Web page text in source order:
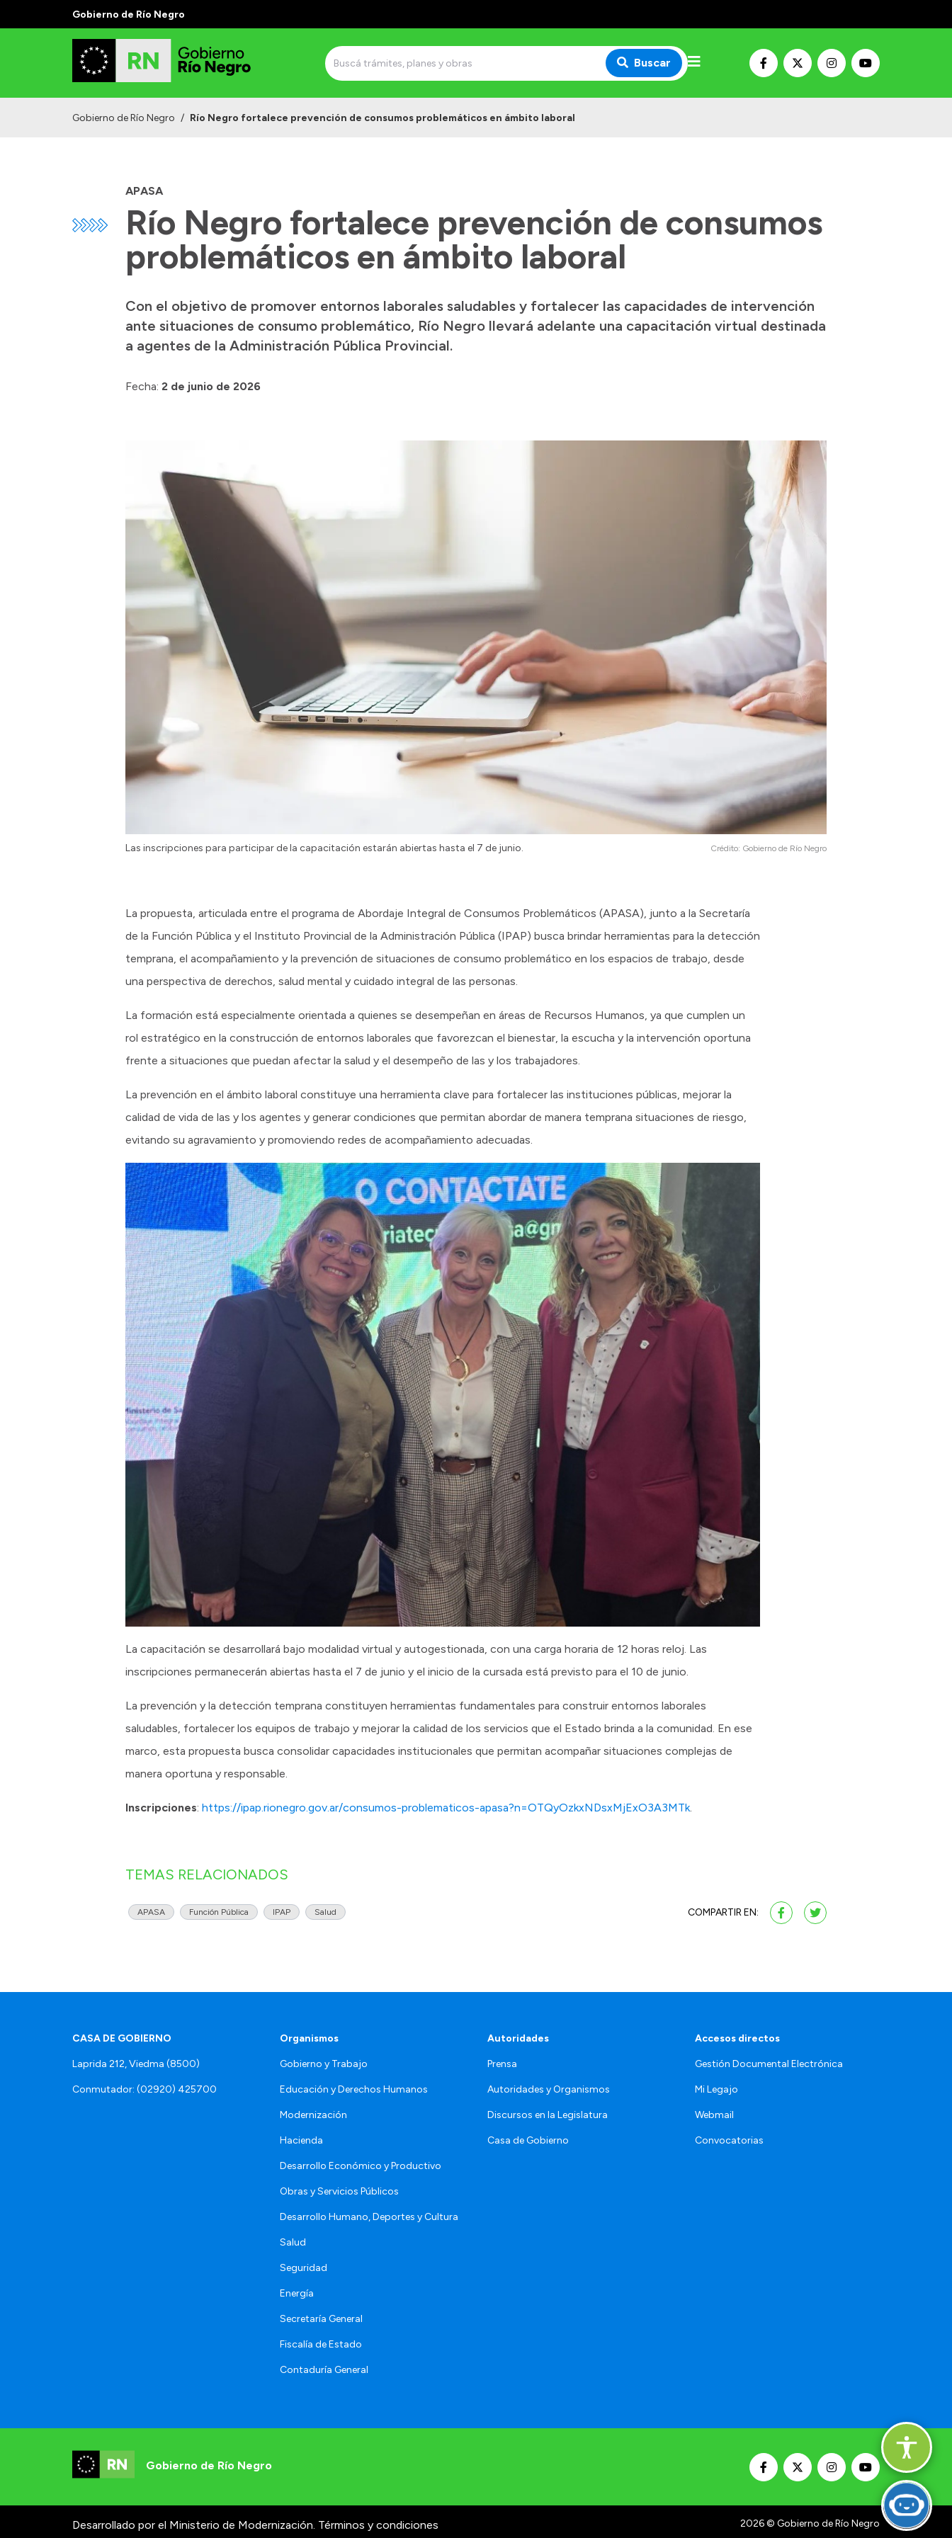
Gobierno de Río Negro
Buscar
Gobierno de Río Negro / Río Negro fortalece prevención de consumos problemáticos en ámbito laboral
APASA
Río Negro fortalece prevención de consumos
problemáticos en ámbito laboral
Con el objetivo de promover entornos laborales saludables y fortalecer las capacidades de intervención
ante situaciones de consumo problemático, Río Negro llevará adelante una capacitación virtual destinada
a agentes de la Administración Pública Provincial.
Fecha: 2 de junio de 2026
Las inscripciones para participar de la capacitación estarán abiertas hasta el 7 de junio. Crédito: Gobierno de Río Negro
La propuesta, articulada entre el programa de Abordaje Integral de Consumos Problemáticos (APASA), junto a la Secretaría
de la Función Pública y el Instituto Provincial de la Administración Pública (IPAP) busca brindar herramientas para la detección
temprana, el acompañamiento y la prevención de situaciones de consumo problemático en los espacios de trabajo, desde
una perspectiva de derechos, salud mental y cuidado integral de las personas.
La formación está especialmente orientada a quienes se desempeñan en áreas de Recursos Humanos, ya que cumplen un
rol estratégico en la construcción de entornos laborales que favorezcan el bienestar, la escucha y la intervención oportuna
frente a situaciones que puedan afectar la salud y el desempeño de las y los trabajadores.
La prevención en el ámbito laboral constituye una herramienta clave para fortalecer las instituciones públicas, mejorar la
calidad de vida de las y los agentes y generar condiciones que permitan abordar de manera temprana situaciones de riesgo,
evitando su agravamiento y promoviendo redes de acompañamiento adecuadas.
La capacitación se desarrollará bajo modalidad virtual y autogestionada, con una carga horaria de 12 horas reloj. Las
inscripciones permanecerán abiertas hasta el 7 de junio y el inicio de la cursada está previsto para el 10 de junio.
La prevención y la detección temprana constituyen herramientas fundamentales para construir entornos laborales
saludables, fortalecer los equipos de trabajo y mejorar la calidad de los servicios que el Estado brinda a la comunidad. En ese
marco, esta propuesta busca consolidar capacidades institucionales que permitan acompañar situaciones complejas de
manera oportuna y responsable.
Inscripciones: https://ipap.rionegro.gov.ar/consumos-problematicos-apasa?n=OTQyOzkxNDsxMjExO3A3MTk.
TEMAS RELACIONADOS
APASA Función Pública IPAP Salud COMPARTIR EN:
CASA DE GOBIERNO
Laprida 212, Viedma (8500)
Conmutador: (02920) 425700
Organismos
Gobierno y Trabajo
Educación y Derechos Humanos
Modernización
Hacienda
Desarrollo Económico y Productivo
Obras y Servicios Públicos
Desarrollo Humano, Deportes y Cultura
Salud
Seguridad
Energía
Secretaría General
Fiscalía de Estado
Contaduría General
Autoridades
Prensa
Autoridades y Organismos
Discursos en la Legislatura
Casa de Gobierno
Accesos directos
Gestión Documental Electrónica
Mi Legajo
Webmail
Convocatorias
Gobierno de Río Negro
Desarrollado por el Ministerio de Modernización. Términos y condiciones 2026© Gobierno de Río Negro